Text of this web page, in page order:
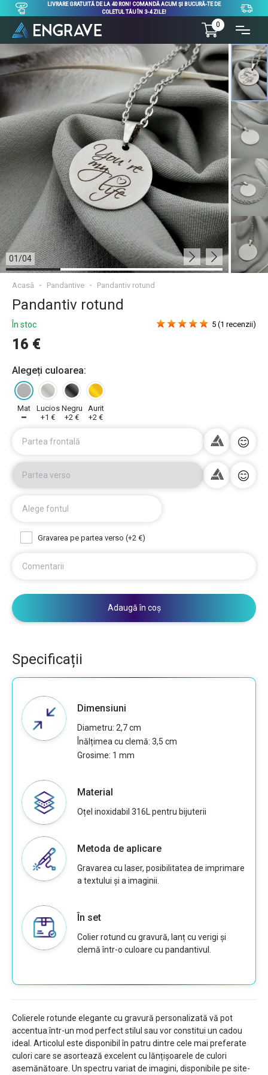
LIVRARE GRATUITĂ DE LA 40 RON! COMANDĂ ACUM ȘI BUCURĂ-TE DE
COLETUL TĂU ÎN 3-4 ZILE!
0
01 /04
Acasă Pandantive Pandantiv rotund
Pandantiv rotund
În stoc
16 €
5 (1 recenzii)
Alegeți culoarea:
Mat
━
Lucios
+1 €
Negru
+2 €
Aurit
+2 €
Partea frontală
Partea verso
Alege fontul
Gravarea pe partea verso (+2 €)
Comentarii
Adaugă în coș
Specificații
Dimensiuni
Diametru: 2,7 cm
Înălțimea cu clemă: 3,5 cm
Grosime: 1 mm
Material
Oțel inoxidabil 316L pentru bijuterii
Metoda de aplicare
Gravarea cu laser, posibilitatea de imprimare
a textului și a imaginii.
În set
Colier rotund cu gravură, lanț cu verigi și
clemă într-o culoare cu pandantivul.
Colierele rotunde elegante cu gravură personalizată vă pot
accentua într-un mod perfect stilul sau vor constitui un cadou
ideal. Articolul este disponibil în patru dintre cele mai preferate
culori care se asortează excelent cu lănțișoarele de culori
asemănătoare. Un spectru variat de imagini, disponibile pe site-